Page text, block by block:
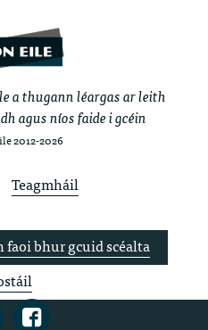
a thugann léargas ar leith
agus níos faide i gcéin
2012-2026
Teagmháil
bhur gcuid scéalta